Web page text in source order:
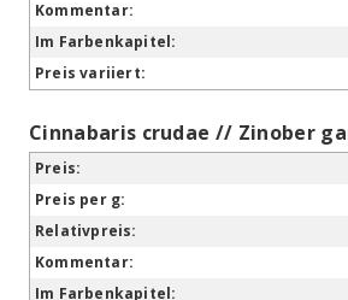
Cinnabaris crudae // Zinober